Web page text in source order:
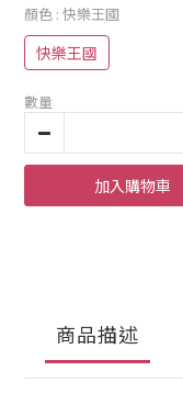
顏色 : 快樂王國
快樂王國
數量
加入購物車
商品描述